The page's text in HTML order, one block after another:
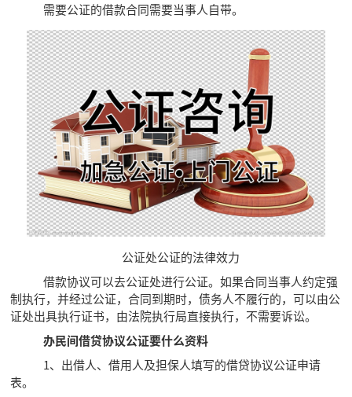
需要公证的借款合同需要当事人自带。
公证处公证的法律效力
借款协议可以去公证处进行公证。如果合同当事人约定强
制执行，并经过公证，合同到期时，债务人不履行的，可以由公
证处出具执行证书，由法院执行局直接执行，不需要诉讼。
办民间借贷协议公证要什么资料
1、出借人、借用人及担保人填写的借贷协议公证申请
表。